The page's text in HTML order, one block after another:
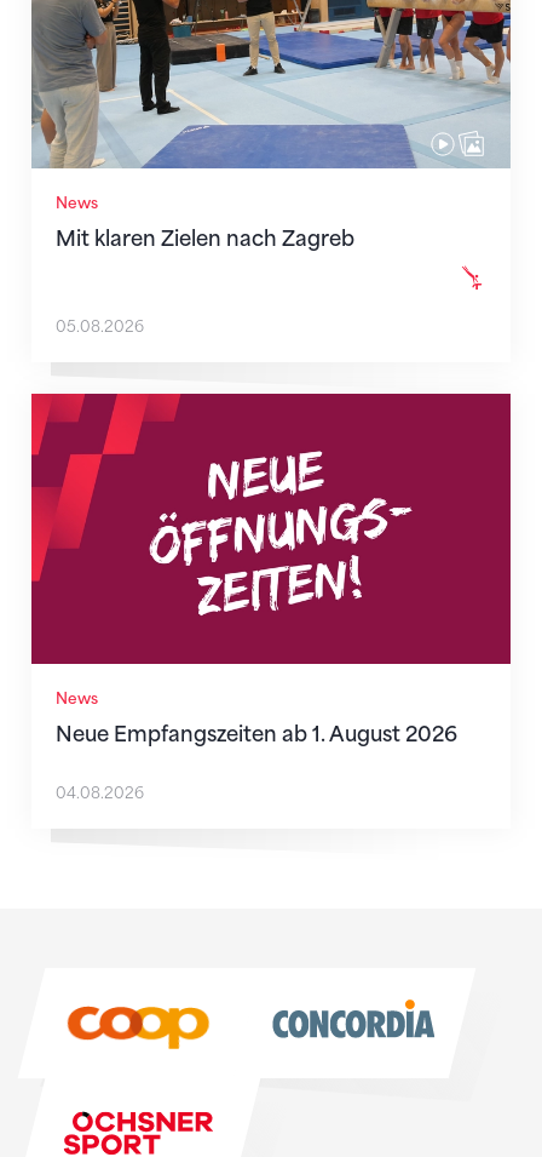
News
Mit klaren Zielen nach Zagreb
05.08.2026
News
Neue Empfangszeiten ab 1. August 2026
Neue Empfangszeiten ab 1. August 2026
04.08.2026